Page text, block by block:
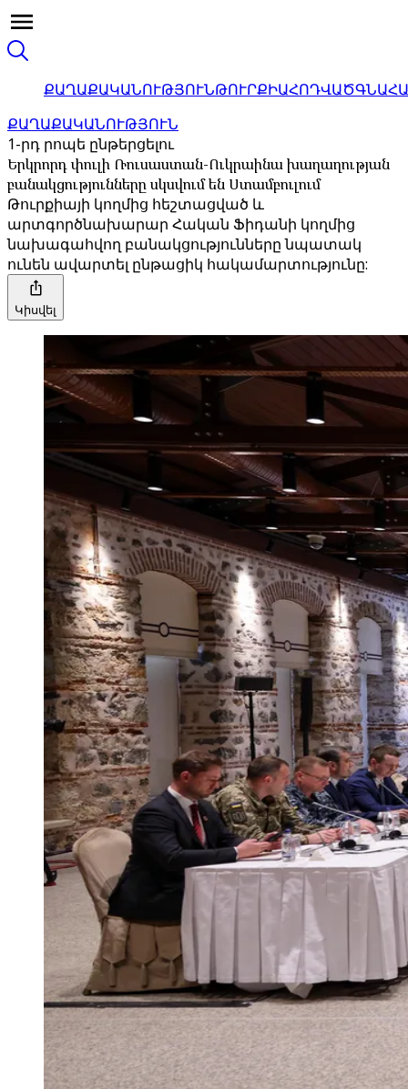
ՔԱՂԱՔԱԿԱՆՈՒԹՅՈՒՆԹՈՒՐՔԻԱՀՈԴՎԱԾ
ՔԱՂԱՔԱԿԱՆՈՒԹՅՈՒՆ
1-րդ րոպե ընթերցելու
Երկրորդ փուլի Ռուսաստան-Ուկրաինա խաղաղության
բանակցությունները սկսվում են Ստամբուլում
Թուրքիայի կողմից հեշտացված և
արտգործնախարար Հական Ֆիդանի կողմից
նախագահվող բանակցությունները նպատակ
ունեն ավարտել ընթացիկ հակամարտությունը:
Կիսվել